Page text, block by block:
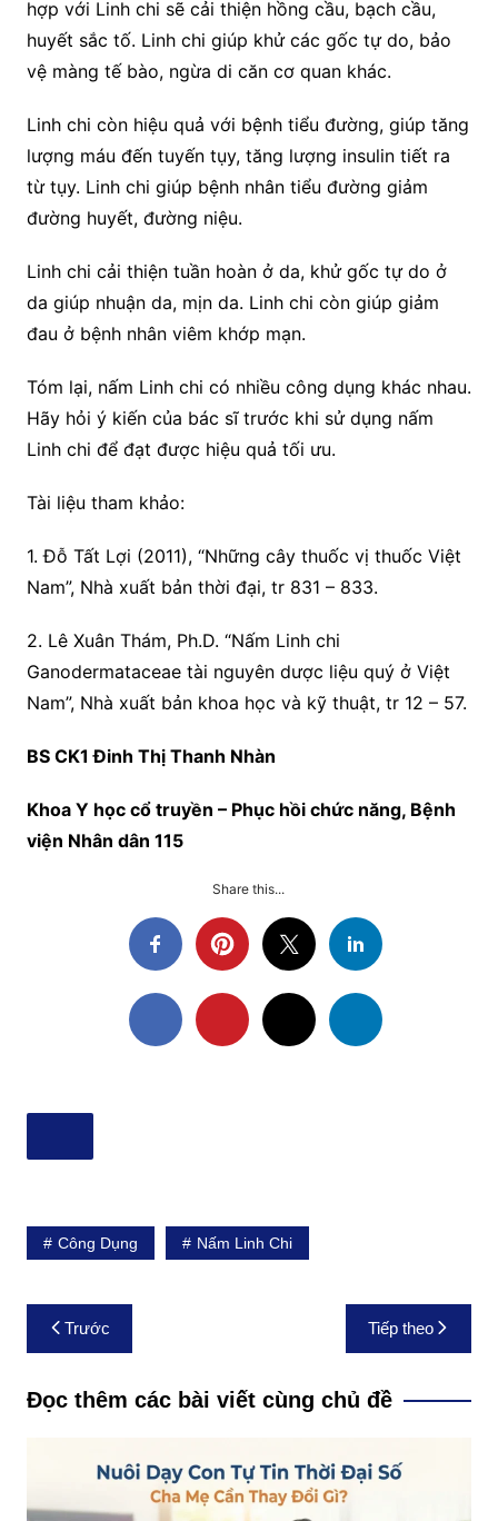
hợp với Linh chi sẽ cải thiện hồng cầu, bạch cầu,
huyết sắc tố. Linh chi giúp khử các gốc tự do, bảo
vệ màng tế bào, ngừa di căn cơ quan khác.
Linh chi còn hiệu quả với bệnh tiểu đường, giúp tăng
lượng máu đến tuyến tụy, tăng lượng insulin tiết ra
từ tụy. Linh chi giúp bệnh nhân tiểu đường giảm
đường huyết, đường niệu.
Linh chi cải thiện tuần hoàn ở da, khử gốc tự do ở
da giúp nhuận da, mịn da. Linh chi còn giúp giảm
đau ở bệnh nhân viêm khớp mạn.
Tóm lại, nấm Linh chi có nhiều công dụng khác nhau.
Hãy hỏi ý kiến của bác sĩ trước khi sử dụng nấm
Linh chi để đạt được hiệu quả tối ưu.
Tài liệu tham khảo:
1. Đỗ Tất Lợi (2011), “Những cây thuốc vị thuốc Việt
Nam”, Nhà xuất bản thời đại, tr 831 – 833.
2. Lê Xuân Thám, Ph.D. “Nấm Linh chi
Ganodermataceae tài nguyên dược liệu quý ở Việt
Nam”, Nhà xuất bản khoa học và kỹ thuật, tr 12 – 57.
BS CK1 Đinh Thị Thanh Nhàn
Khoa Y học cổ truyền – Phục hồi chức năng, Bệnh
viện Nhân dân 115
Share this...
Công Dụng Nấm Linh Chi
Điều
hướng
bài
viết
Trước Tiếp theo
Đọc thêm các bài viết cùng chủ đề